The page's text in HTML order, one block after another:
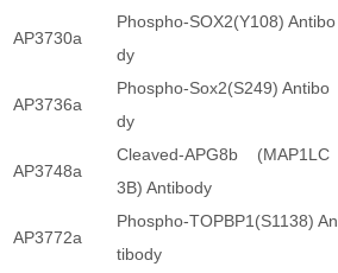
AP3730a
Phospho-SOX2(Y108) Antibo
dy
AP3736a
Phospho-Sox2(S249) Antibo
dy
AP3748a
Cleaved-APG8b (MAP1LC
3B) Antibody
AP3772a
Phospho-TOPBP1(S1138) An
tibody